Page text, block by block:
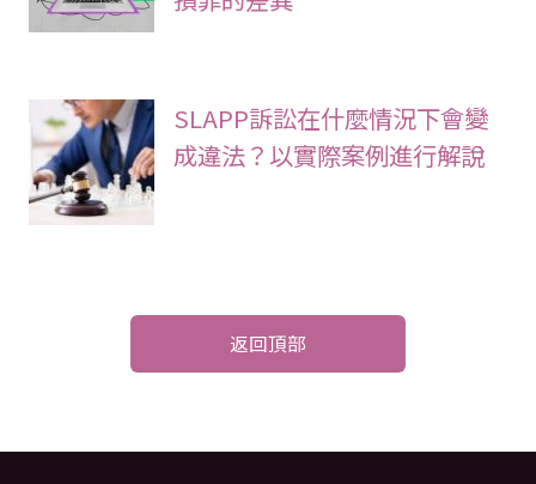
SLAPP訴訟在什麼情況下會變
成違法？以實際案例進行解說
返回頂部